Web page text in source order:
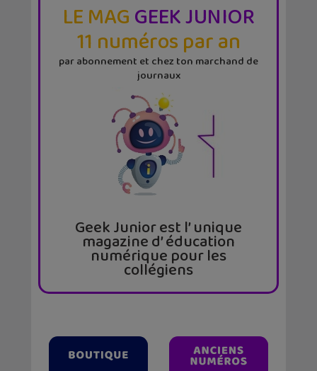
LE MAGGEEK JUNIOR
11 numéros par an
par abonnement et chez ton marchand de
journaux
Geek Junior est l’ unique
magazine d’ éducation
numérique pour les
collégiens